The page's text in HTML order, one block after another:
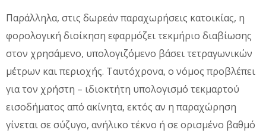
Παράλληλα, στις δωρεάν παραχωρήσεις κατοικίας, η
φορολογική διοίκηση εφαρμόζει τεκμήριο διαβίωσης
στον χρησάμενο, υπολογιζόμενο βάσει τετραγωνικών
μέτρων και περιοχής. Ταυτόχρονα, ο νόμος προβλέπει
για τον χρήστη – ιδιοκτήτη υπολογισμό τεκμαρτού
εισοδήματος από ακίνητα, εκτός αν η παραχώρηση
γίνεται σε σύζυγο, ανήλικο τέκνο ή σε ορισμένο βαθμό